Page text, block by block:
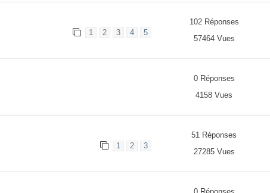
1 2 3 4 5
102 Réponses
57464 Vues
0 Réponses
4158 Vues
1 2 3
51 Réponses
27285 Vues